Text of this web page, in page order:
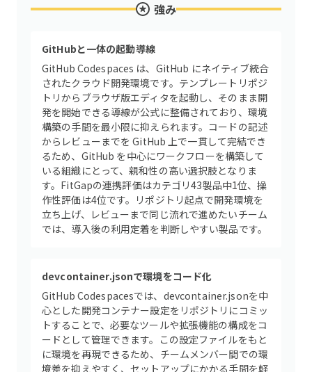
強み
GitHubと一体の起動導線
GitHub Codespaces は、GitHub にネイティブ統合
されたクラウド開発環境です。テンプレートリポジ
トリからブラウザ版エディタを起動し、そのまま開
発を開始できる導線が公式に整備されており、環境
構築の手間を最小限に抑えられます。コードの記述
からレビューまでを GitHub 上で一貫して完結でき
るため、GitHub を中心にワークフローを構築して
いる組織にとって、親和性の高い選択肢となりま
す。FitGapの連携評価はカテゴリ43製品中1位、操
作性評価は4位です。リポジトリ起点で開発環境を
立ち上げ、レビューまで同じ流れで進めたいチーム
では、導入後の利用定着を判断しやすい製品です。
devcontainer.jsonで環境をコード化
GitHub Codespacesでは、devcontainer.jsonを中
心とした開発コンテナー設定をリポジトリにコミッ
トすることで、必要なツールや拡張機能の構成をコ
ードとして管理できます。この設定ファイルをもと
に環境を再現できるため、チームメンバー間での環
境差を抑えやすく、セットアップにかかる手間を軽